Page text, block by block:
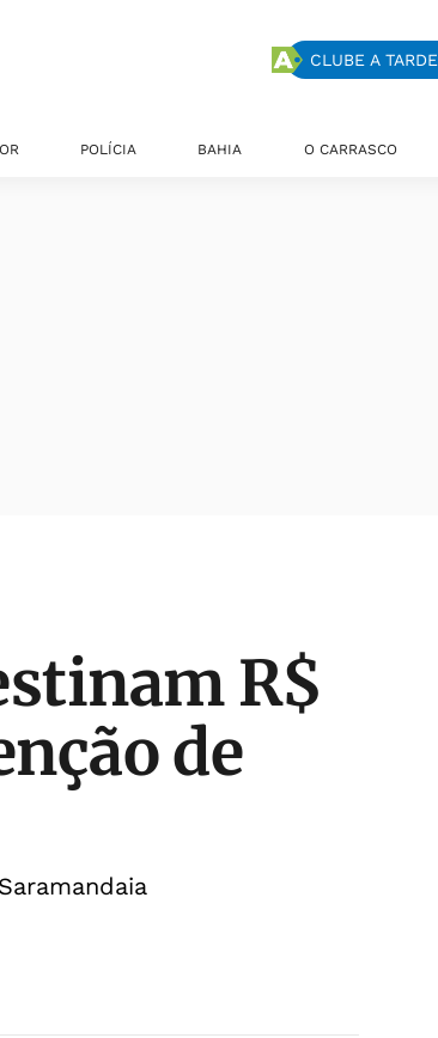
CLUBE A TARDE
POLÍCIA BAHIA O CARRASCO
R$
de